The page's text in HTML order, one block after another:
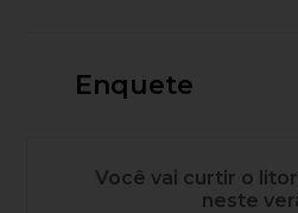
Enquete
Você vai curtir o
neste